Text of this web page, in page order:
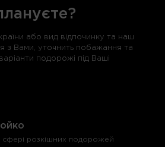
або вид відпочинку та наш
з Вами, уточнить побажання та
подорожі під Ваші
сфері розкішних подорожей